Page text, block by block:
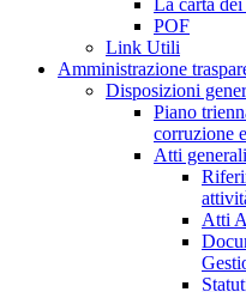
La carta
POF
Link Utili
Amministrazione
Disposizioni
Piano
corruzione
Atti generali
Atti